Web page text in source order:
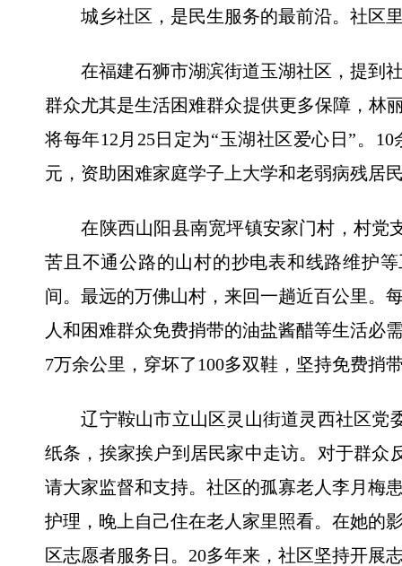
城乡社区，是民生服务的最前沿。社区里
在福建石狮市湖滨街道玉湖社区，提到社
群众尤其是生活困难群众提供更多保障，林
将每年12月25日定为“玉湖社区爱心日”。
元，资助困难家庭学子上大学和老弱病残居
在陕西山阳县南宽坪镇安家门村，村党
苦且不通公路的山村的抄电表和线路维护
间。最远的万佛山村，来回一趟近百公里。
人和困难群众免费捎带的油盐酱醋等生活必
7万余公里，穿坏了100多双鞋，坚持免费
辽宁鞍山市立山区灵山街道灵西社区党
纸条，挨家挨户到居民家中走访。对于群众
请大家监督和支持。社区的孤寡老人李月梅
护理，晚上自己住在老人家里照看。在她的
区志愿者服务日。20多年来，社区坚持开展